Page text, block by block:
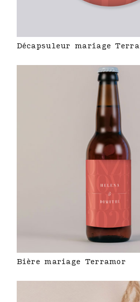
Décapsuleur mariage
Bière mariage Terramor